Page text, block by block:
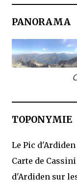
PANORAMA
TOPONYMIE
Le Pic
Carte de
d'Ardiden sur